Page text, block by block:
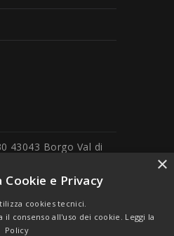
43043 Borgo Val di
×
e Privacy
cookies tecnici.
il consenso all'uso dei cookie. Leggi la
Policy